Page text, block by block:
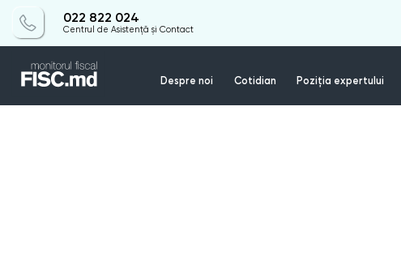
022 822 024
Centrul de Asistență și Contact
Despre noi Cotidian Poziția expertului